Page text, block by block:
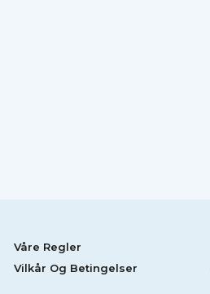
Våre Regler
Vilkår Og Betingelser